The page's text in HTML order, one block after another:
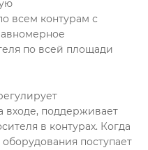
всем контурам с
по всей площади
входе, поддерживает
в контурах. Когда
поступает